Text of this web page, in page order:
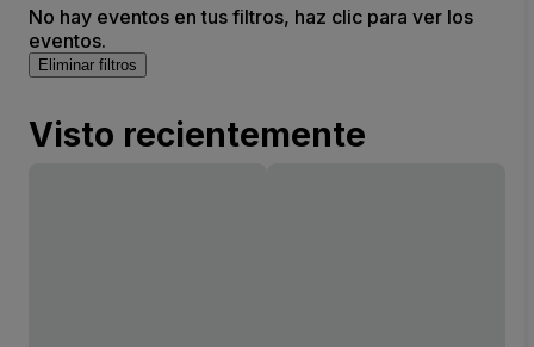
No hay eventos en tus filtros, haz clic para ver los
eventos.
Eliminar filtros
Visto recientemente